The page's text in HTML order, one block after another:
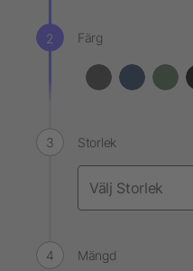
Färg
Storlek
Mängd